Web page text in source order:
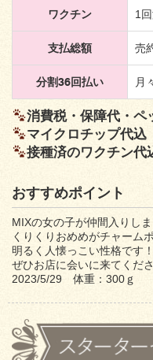
ワクチン 1
支払総額 売
分割36回払い 月
消費税・保障代・ペ
マイクロチップ代込
接種済のワクチン代
おすすめポイント
MIXの女の子が仲間入りしま
くりくりおめめがチャーム
明るく人懐っこい性格です
ぜひお店に会いに来てくだ
2023/5/29 体重：300ｇ